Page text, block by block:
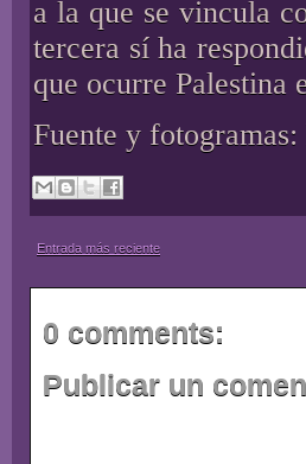
a la que se vincula
tercera sí ha
que ocurre Palestina
Fuente y fotogramas:
Entrada más reciente
0 comments:
Publicar un